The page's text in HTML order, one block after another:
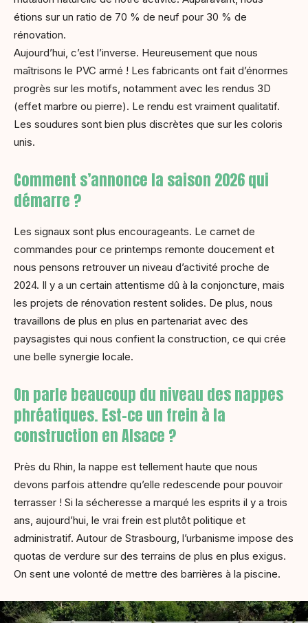
étions sur un ratio de 70 % de neuf pour 30 % de
rénovation.
Aujourd’hui, c’est l’inverse. Heureusement que nous
maîtrisons le PVC armé ! Les fabricants ont fait d’énormes
progrès sur les motifs, notamment avec les rendus 3D
(effet marbre ou pierre). Le rendu est vraiment qualitatif.
Les soudures sont bien plus discrètes que sur les coloris
unis.
Comment s’annonce la saison 2026 qui
démarre ?
Les signaux sont plus encourageants. Le carnet de
commandes pour ce printemps remonte doucement et
nous pensons retrouver un niveau d’activité proche de
2024. Il y a un certain attentisme dû à la conjoncture, mais
les projets de rénovation restent solides. De plus, nous
travaillons de plus en plus en partenariat avec des
paysagistes qui nous confient la construction, ce qui crée
une belle synergie locale.
On parle beaucoup du niveau des nappes
phréatiques. Est-ce un frein à la
construction en Alsace ?
Près du Rhin, la nappe est tellement haute que nous
devons parfois attendre qu’elle redescende pour pouvoir
terrasser ! Si la sécheresse a marqué les esprits il y a trois
ans, aujourd’hui, le vrai frein est plutôt politique et
administratif. Autour de Strasbourg, l’urbanisme impose des
quotas de verdure sur des terrains de plus en plus exigus.
On sent une volonté de mettre des barrières à la piscine.